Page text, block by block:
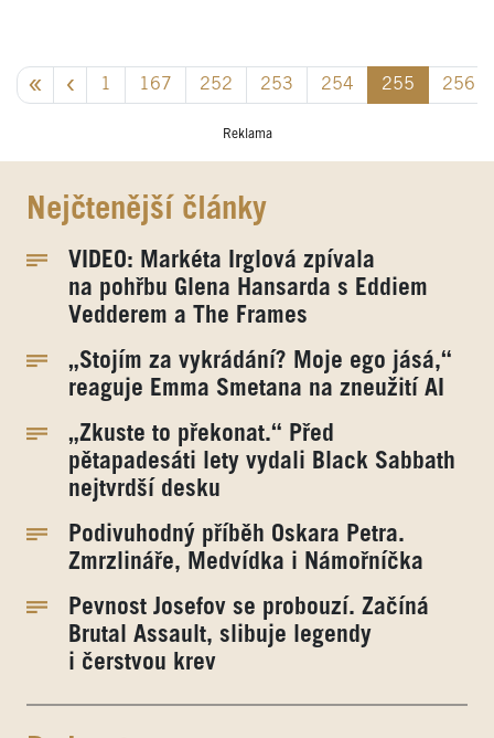
1 167 252 253 254 255 256
Reklama
Nejčtenější články
VIDEO: Markéta Irglová zpívala
na pohřbu Glena Hansarda s Eddiem
Vedderem a The Frames
„Stojím za vykrádání? Moje ego jásá,“
reaguje Emma Smetana na zneužití AI
„Zkuste to překonat.“ Před
pětapadesáti lety vydali Black Sabbath
nejtvrdší desku
Podivuhodný příběh Oskara Petra.
Zmrzlináře, Medvídka i Námořníčka
Pevnost Josefov se probouzí. Začíná
Brutal Assault, slibuje legendy
i čerstvou krev